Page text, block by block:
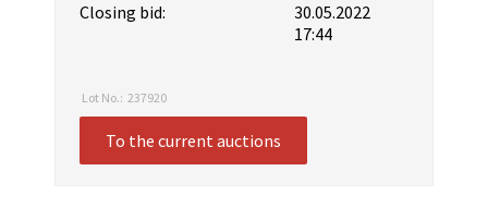
Closing bid:
30.05.2022
17:44
Lot No.: 237920
To the current auctions